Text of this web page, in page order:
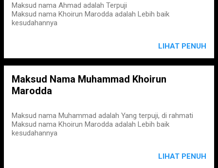
Maksud nama Ahmad adalah Terpuji
Maksud nama Khoirun Marodda adalah Lebih baik
kesudahannya
LIHAT PENUH
Maksud Nama Muhammad Khoirun
Marodda
Maksud nama Muhammad adalah Yang terpuji, di rahmati
Maksud nama Khoirun Marodda adalah Lebih baik
kesudahannya
LIHAT PENUH